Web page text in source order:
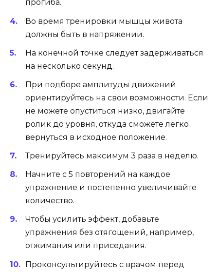
прогиба.
Во время тренировки мышцы живота
должны быть в напряжении.
На конечной точке следует задерживаться
на несколько секунд.
При подборе амплитуды движений
ориентируйтесь на свои возможности. Если
не можете опуститься низко, двигайте
ролик до уровня, откуда сможете легко
вернуться в исходное положение.
Тренируйтесь максимум 3 раза в неделю.
Начните с 5 повторений на каждое
упражнение и постепенно увеличивайте
количество.
Чтобы усилить эффект, добавьте
упражнения без отягощений, например,
отжимания или приседания.
Проконсультируйтесь с врачом перед